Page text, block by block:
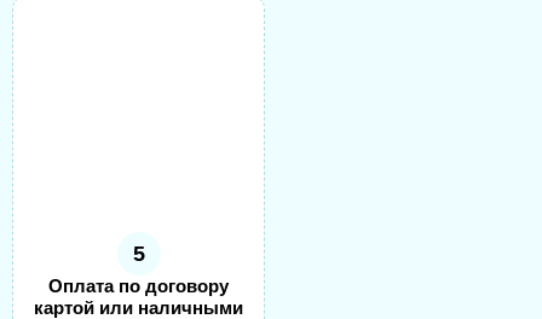
5
Оплата по договору
картой или наличными